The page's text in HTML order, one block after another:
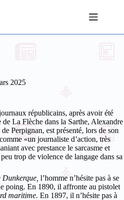
2025
républicains, après avoir été
La Flèche dans la Sarthe, Alexandre
Perpignan, est présenté, lors de son
«un journaliste d’action, très
avec prestance le sarcasme et
trop de violence de langage dans sa
Dunkerque, l’homme n’hésite pas à se
poing. En 1890, il affronte au pistolet
maritime. En 1897, il n’hésite pas à